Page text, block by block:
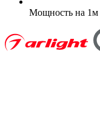
Мощность на 1м